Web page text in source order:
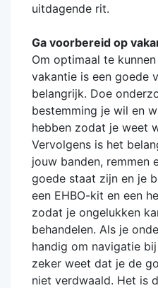
uitdagende rit.
Ga voorbereid op
Om optimaal te
vakantie is een goede
belangrijk. Doe
bestemming je wil en
hebben zodat je weet
Vervolgens is het
jouw banden, remmen
goede staat zijn en je
een EHBO-kit en een
zodat je ongelukken
behandelen. Als je
handig om navigatie
zeker weet dat je de
niet verdwaald. Het is